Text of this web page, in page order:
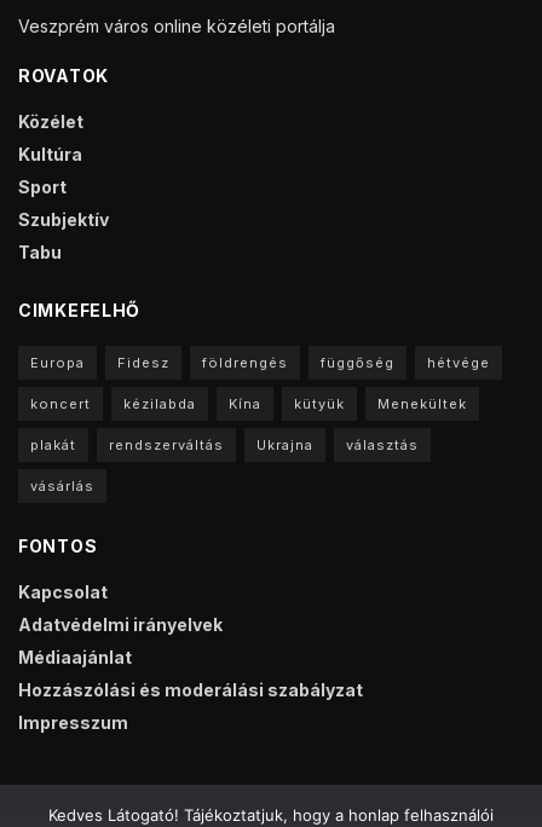
Veszprém város online közéleti portálja
ROVATOK
Közélet
Kultúra
Sport
Szubjektív
Tabu
CIMKEFELHŐ
Europa Fidesz földrengés függőség hétvége
koncert kézilabda Kína kütyük Menekültek
plakát rendszerváltás Ukrajna választás
vásárlás
FONTOS
Kapcsolat
Adatvédelmi irányelvek
Médiaajánlat
Hozzászólási és moderálási szabályzat
Impresszum
Kedves Látogató! Tájékoztatjuk, hogy a honlap felhasználói